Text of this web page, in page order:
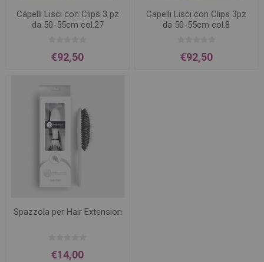
Capelli Lisci con Clips 3 pz
da 50-55cm col.27
€92,50
Capelli Lisci con Clips 3pz
da 50-55cm col.8
€92,50
Spazzola per Hair Extension
€14,00